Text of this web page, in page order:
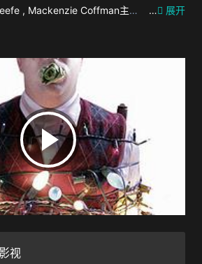
, Mackenzie Coffman主
然而，本该温馨的圣诞夜大餐却
梦瞬间成了超乎想象的恶
他就是大家准备享用的大餐！.
… 展开
视